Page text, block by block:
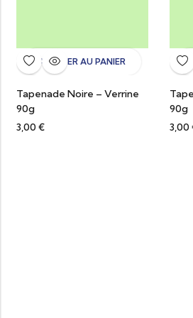
AJOUTER AU PANIER
Tapenade Noire – Verrine
90g
3,00 €
90g
3,00